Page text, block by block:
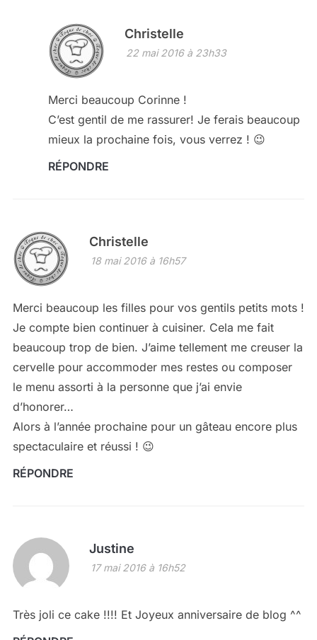
Christelle
22 mai 2016 à 23h33
Merci beaucoup Corinne !
C’est gentil de me rassurer! Je ferais beaucoup
mieux la prochaine fois, vous verrez ! 😉
RÉPONDRE
Christelle
18 mai 2016 à 16h57
Merci beaucoup les filles pour vos gentils petits mots !
Je compte bien continuer à cuisiner. Cela me fait
beaucoup trop de bien. J’aime tellement me creuser la
cervelle pour accommoder mes restes ou composer
le menu assorti à la personne que j’ai envie
d’honorer…
Alors à l’année prochaine pour un gâteau encore plus
spectaculaire et réussi ! 😉
RÉPONDRE
Justine
17 mai 2016 à 16h52
Très joli ce cake !!!! Et Joyeux anniversaire de blog ^^